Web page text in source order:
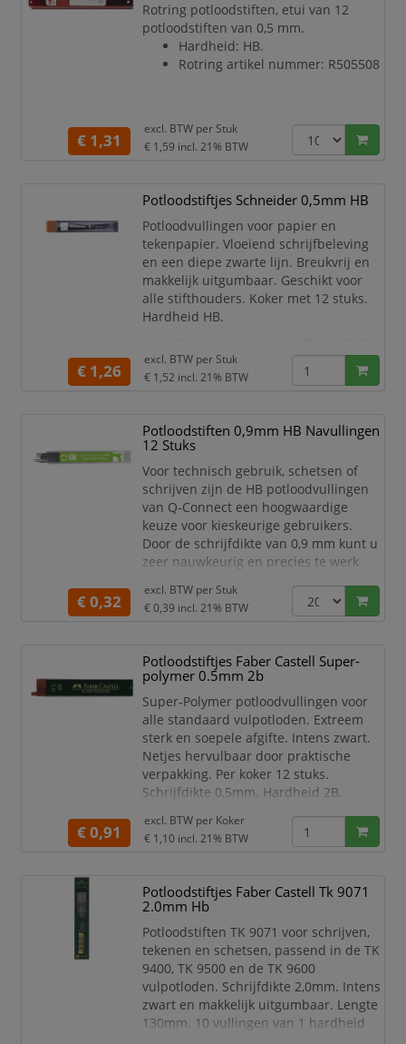
Rotring potloodstiften, etui van 12
potloodstiften van 0,5 mm.
Hardheid: HB.
Rotring artikel nummer: R505508
€ 1,31
excl. BTW per Stuk
€ 1,59 incl. 21% BTW
Potloodstiftjes Schneider 0,5mm HB
Potloodvullingen voor papier en
tekenpapier. Vloeiend schrijfbeleving
en een diepe zwarte lijn. Breukvrij en
makkelijk uitgumbaar. Geschikt voor
alle stifthouders. Koker met 12 stuks.
Hardheid HB.
stuks.
Houderkleur transparant en
Schrijfbreedte 0,5mm.
Hardheid HB.
12 polymeer potloodstiften in
een koker voor papier en
tekenpapier.
Geschikt voor alle stifthouders.
Zeer breukvast en makkelijk ui
€ 1,26
excl. BTW per Stuk
€ 1,52 incl. 21% BTW
Potloodstiften 0,9mm HB Navullingen
12 Stuks
Voor technisch gebruik, schetsen of
schrijven zijn de HB potloodvullingen
van Q-Connect een hoogwaardige
keuze voor kieskeurige gebruikers.
Door de schrijfdikte van 0,9 mm kunt u
zeer nauwkeurig en precies te werk
passen uitstekend in navulbare
mechanische potloden en worden
stuks.
Q-Connect potloodstiften
0,9 mm
Etui van 12 stuks
Onbreekbaar en e
€ 0,32
excl. BTW per Stuk
€ 0,39 incl. 21% BTW
Potloodstiftjes Faber Castell Super-
polymer 0.5mm 2b
Super-Polymer potloodvullingen voor
alle standaard vulpotloden. Extreem
sterk en soepele afgifte. Intens zwart.
Netjes hervulbaar door praktische
verpakking. Per koker 12 stuks.
Schrijfdikte 0,5mm. Hardheid 2B.
€ 0,91
excl. BTW per Koker
€ 1,10 incl. 21% BTW
Potloodstiftjes Faber Castell Tk 9071
2.0mm Hb
Potloodstiften TK 9071 voor schrijven,
tekenen en schetsen, passend in de TK
9400, TK 9500 en de TK 9600
vulpotloden. Schrijfdikte 2,0mm. Intens
zwart en makkelijk uitgumbaar. Lengte
130mm. 10 vullingen van 1 hardheid